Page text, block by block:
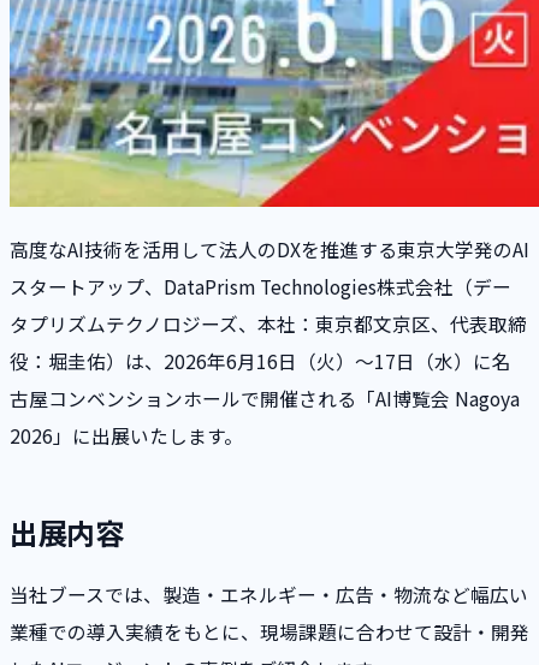
高度なAI技術を活用して法人のDXを推進する東京大学発のAI
スタートアップ、DataPrism Technologies株式会社（デー
タプリズムテクノロジーズ、本社：東京都文京区、代表取締
役：堀圭佑）は、2026年6月16日（火）〜17日（水）に名
古屋コンベンションホールで開催される「AI博覧会 Nagoya
2026」に出展いたします。
出展内容
当社ブースでは、製造・エネルギー・広告・物流など幅広い
業種での導入実績をもとに、現場課題に合わせて設計・開発